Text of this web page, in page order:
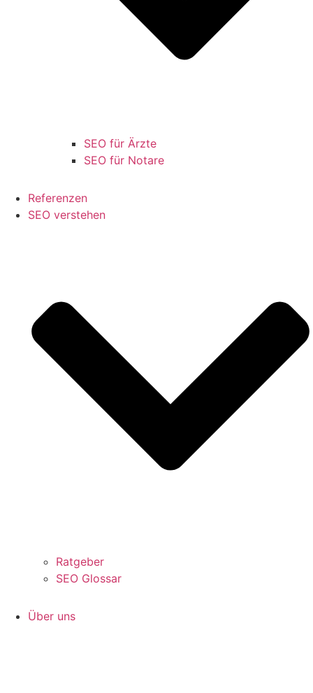
SEO für Ärzte
SEO für Notare
Referenzen
SEO verstehen
Ratgeber
SEO Glossar
Über uns